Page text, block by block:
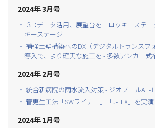
2024年 3月号
・ ３Dデータ活用、展望台を「ロッキーステ
キーステージ -
・ 補強土壁構築へのDX（デジタルトランスフ
導入で、より確実な施工を - 多数アンカー式
2024年 2月号
・ 統合新病院の雨水流入対策 - ジオプールAE-
・ 管更生工法「SWライナー」「J-TEX」を実
2024年 1月号